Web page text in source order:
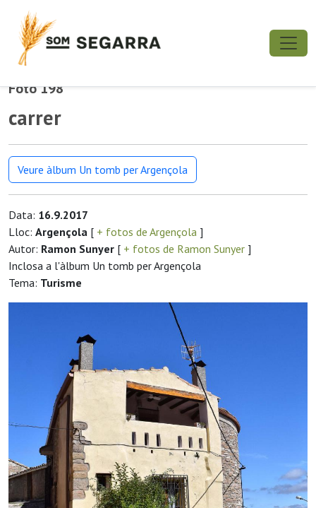
Foto 198
carrer
Veure àlbum Un tomb per Argençola
Data: 16.9.2017
Lloc: Argençola [ + fotos de Argençola ]
Autor: Ramon Sunyer [ + fotos de Ramon Sunyer ]
Inclosa a l'àlbum Un tomb per Argençola
Tema: Turisme